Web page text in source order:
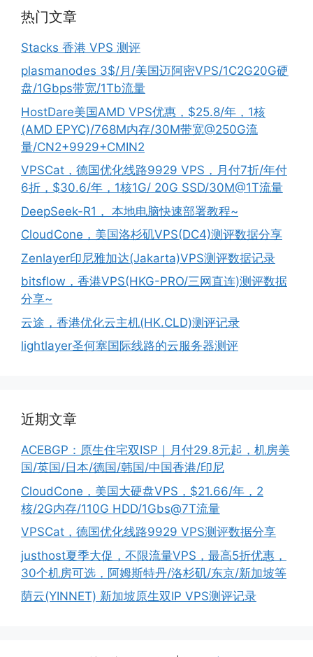
热门文章
Stacks 香港 VPS 测评
plasmanodes 3$/月/美国迈阿密VPS/1C2G20G硬
盘/1Gbps带宽/1Tb流量
HostDare美国AMD VPS优惠，$25.8/年，1核
(AMD EPYC)/768M内存/30M带宽@250G流
量/CN2+9929+CMIN2
VPSCat，德国优化线路9929 VPS，月付7折/年付
6折，$30.6/年，1核1G/ 20G SSD/30M@1T流量
DeepSeek-R1， 本地电脑快速部署教程~
CloudCone，美国洛杉矶VPS(DC4)测评数据分享
Zenlayer印尼雅加达(Jakarta)VPS测评数据记录
bitsflow，香港VPS(HKG-PRO/三网直连)测评数据
分享~
云途，香港优化云主机(HK.CLD)测评记录
lightlayer圣何塞国际线路的云服务器测评
近期文章
ACEBGP：原生住宅双ISP｜月付29.8元起，机房美
国/英国/日本/德国/韩国/中国香港/印尼
CloudCone，美国大硬盘VPS，$21.66/年，2
核/2G内存/110G HDD/1Gbs@7T流量
VPSCat，德国优化线路9929 VPS测评数据分享
justhost夏季大促，不限流量VPS，最高5折优惠，
30个机房可选，阿姆斯特丹/洛杉矶/东京/新加坡等
荫云(YINNET) 新加坡原生双IP VPS测评记录